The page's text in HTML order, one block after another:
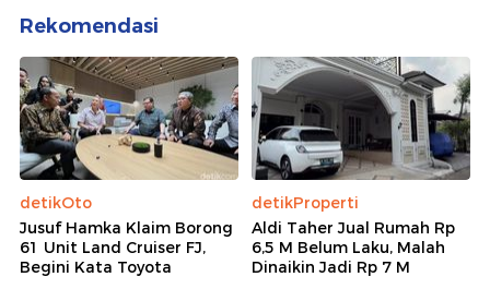
Rekomendasi
detikOto
Jusuf Hamka Klaim Borong
61 Unit Land Cruiser FJ,
Begini Kata Toyota
detikProperti
Aldi Taher Jual Rumah Rp
6,5 M Belum Laku, Malah
Dinaikin Jadi Rp 7 M